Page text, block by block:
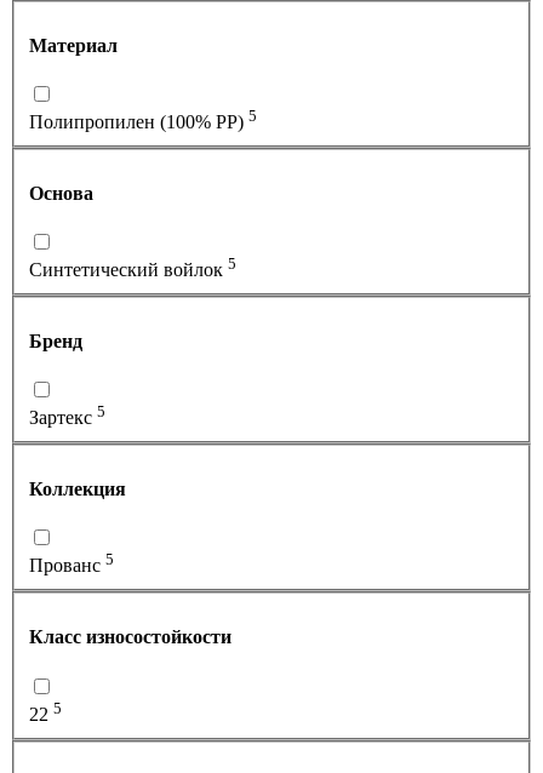
Материал
Полипропилен (100% PP) 5
Основа
Синтетический войлок 5
Бренд
Зартекс 5
Коллекция
Прованс 5
Класс износостойкости
22 5